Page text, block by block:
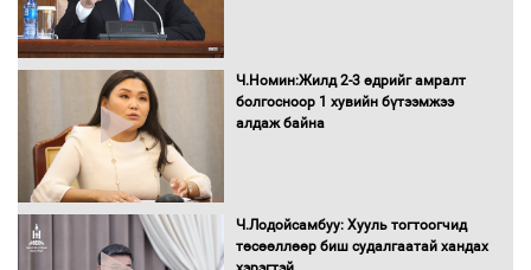
орчныг бүрдүүллээ
баримт
Ч.Номин:Жилд 2-3 өдрийг амралт
болгосноор 1 хувийн бүтээмжээ
алдаж байна
Ч.Лодойсамбуу: Хууль тогтоогчид
төсөөллөөр биш судалгаатай хандах